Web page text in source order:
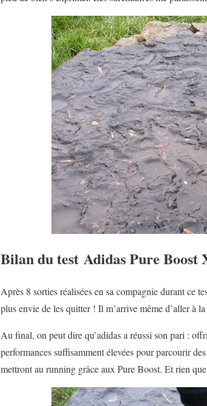
Bilan du test Adidas Pure Boost
Après 8 sorties réalisées en sa compagnie durant ce
plus envie de les quitter ! Il m’arrive même d’aller à
Au final, on peut dire qu’adidas a réussi son pari :
performances suffisamment élevées pour parcourir
mettront au running grâce aux Pure Boost. Et rien